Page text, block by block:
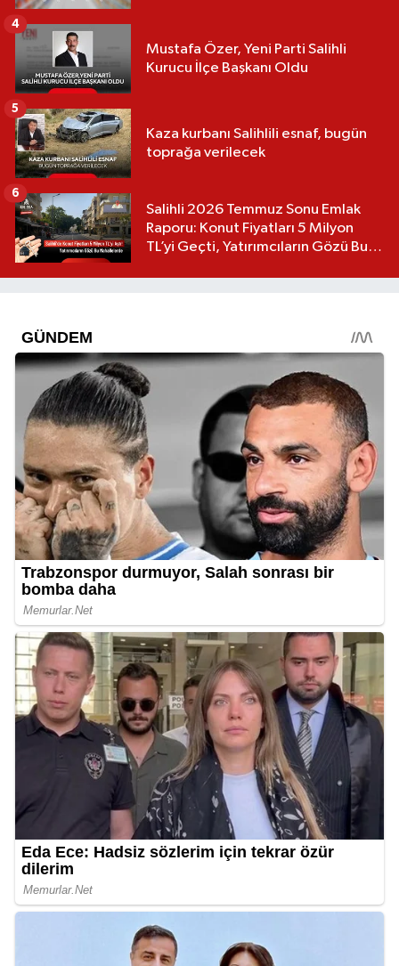
Mustafa Özer, Yeni Parti Salihli
Kurucu İlçe Başkanı Oldu
4
Kaza kurbanı Salihlili esnaf, bugün
toprağa verilecek
5
Salihli 2026 Temmuz Sonu Emlak
Raporu: Konut Fiyatları 5 Milyon
TL’yi Geçti, Yatırımcıların Gözü Bu
6